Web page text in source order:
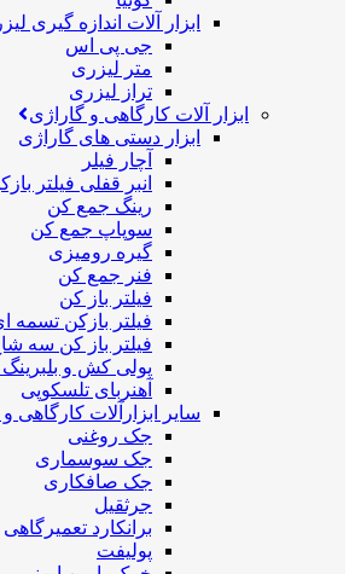
ابزار آلات اندازه گیری
جی پی اس
متر لیزری
تراز لیزری
ابزار آلات کارگاهی و گاراژی
ابزار دستی های گاراژی
آچار فیلر
انبر قفلی فیلتر
رینگ جمع کن
سوپاپ جمع کن
گیره رومیزی
فنر جمع کن
فیلتر باز کن
فیلتر بازکن تسمه
فیلتر باز کن سه
پولی کش و
آهنربای تلسکوپی
سایر ابزارآلات کارگاهی
جک روغنی
جک سوسماری
جک صافکاری
جرثقیل
برانکارد تعمیرگاهی
پولیفت